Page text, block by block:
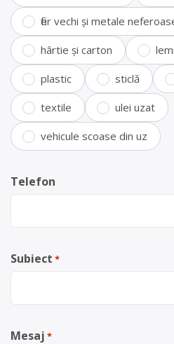
fier vechi și metale
hârtie și carton
plastic sticlă
textile ulei uzat
vehicule scoase din uz
Telefon
Subiect *
Mesaj *